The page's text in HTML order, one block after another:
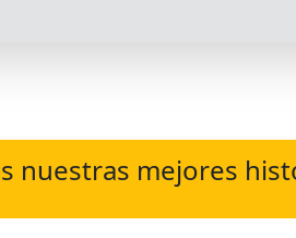
nuestras mejores